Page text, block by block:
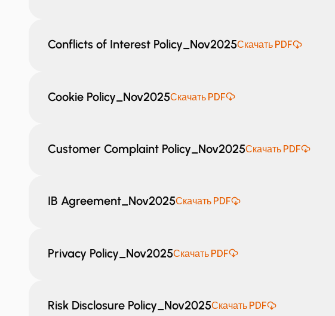
Conflicts of Interest Policy_Nov2025Скачать PDF
Cookie Policy_Nov2025Скачать PDF
Customer Complaint Policy_Nov2025Скачать PDF
IB Agreement_Nov2025Скачать PDF
Privacy Policy_Nov2025Скачать PDF
Risk Disclosure Policy_Nov2025Скачать PDF